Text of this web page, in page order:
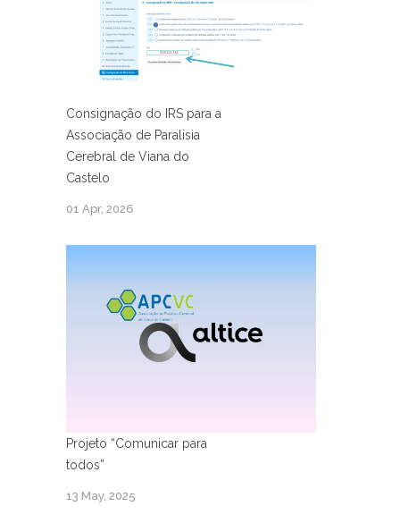
Consignação do IRS para a
Associação de Paralisia
Cerebral de Viana do
Castelo
01 Apr, 2026
Projeto “Comunicar para
todos”
13 May, 2025